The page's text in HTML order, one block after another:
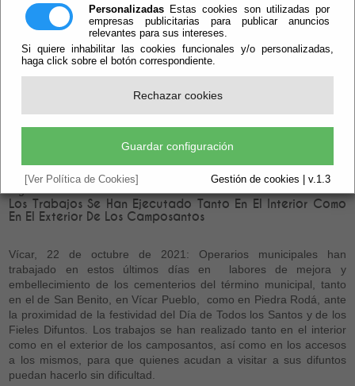
Personalizadas Estas cookies son utilizadas por
empresas publicitarias para publicar anuncios
relevantes para sus intereses.
Si quiere inhabilitar las cookies funcionales y/o personalizadas,
haga click sobre el botón correspondiente.
Rechazar cookies
Guardar configuración
[Ver Política de Cookies] Gestión de cookies | v.1.3
Escuchar
Vícar Adecenta Sus Cementerios De
Cara A La Festividad De Todos Los
Vigente.
Los Trabajos Se Han Ejecutado Tanto En El Interior Como
En El Exterior De Los Camposantos
Vícar, 22 de octubre de 2021: Operarios municipales han
trabajado en estos últimos días en labores de mejora y
embellecimiento de los cementerios del término municipal, tanto
en el de San Benito, en Vícar Pueblo, como en Piedra Rodá, ante
la proximidad de la festividad del Día de Todos los Santos y de los
Fieles Difuntos. Los trabajos se han realizado tanto en el interior
como en el exterior de los camposantos, así como en los accesos
a los mismos, para que quienes acudan a visitar a sus difuntos
puedan hacerlo sin dificultad.